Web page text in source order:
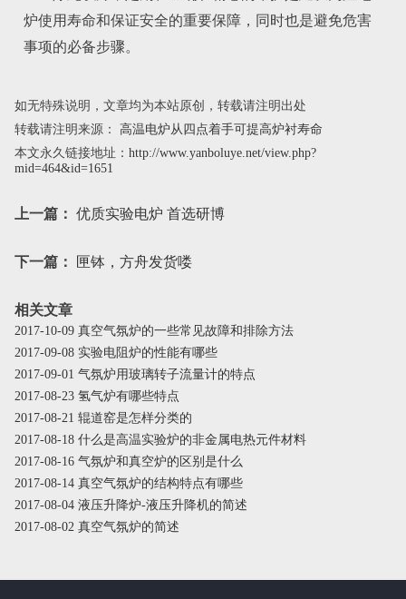
炉使用寿命和保证安全的重要保障，同时也是避免危害
事项的必备步骤。
如无特殊说明，文章均为本站原创，转载请注明出处
转载请注明来源： 高温电炉从四点着手可提高炉衬寿命
本文永久链接地址： http://www.yanboluye.net/view.php?
mid=464&id=1651
上一篇： 优质实验电炉 首选研博
下一篇： 匣钵，方舟发货喽
相关文章
2017-10-09 真空气氛炉的一些常见故障和排除方法
2017-09-08 实验电阻炉的性能有哪些
2017-09-01 气氛炉用玻璃转子流量计的特点
2017-08-23 氢气炉有哪些特点
2017-08-21 辊道窑是怎样分类的
2017-08-18 什么是高温实验炉的非金属电热元件材料
2017-08-16 气氛炉和真空炉的区别是什么
2017-08-14 真空气氛炉的结构特点有哪些
2017-08-04 液压升降炉-液压升降机的简述
2017-08-02 真空气氛炉的简述